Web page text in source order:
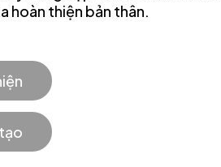
hoàn thiện bản thân.